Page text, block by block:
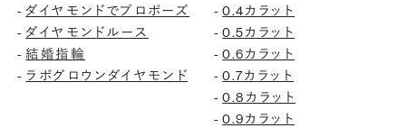
-ダイヤモンドでプロポーズ
-ダイヤモンドルース
-結婚指輪
- ラボグロウンダイヤモンド
-0.4カラット
-0.5カラット
-0.6カラット
-0.7カラット
-0.8カラット
-0.9カラット